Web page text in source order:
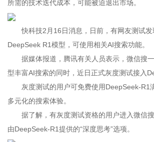
所需的技术迭代成本，可能被迫退出市场。
快科技2月16日消息，日前，有网友测试发
DeepSeek R1模型，可使用相关AI搜索功能。
据媒体报道，腾讯有关人员表示，微信搜
型丰富AI搜索的同时，近日正式灰度测试接入
灰度测试的用户可免费使用DeepSeek-R1
多元化的搜索体验。
据了解，有灰度测试资格的用户进入微信
由DeepSeek-R1提供的“深度思考”选项。